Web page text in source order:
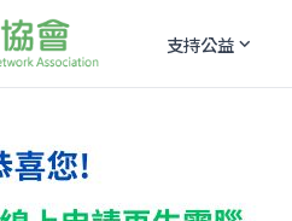
支持公益expand_more